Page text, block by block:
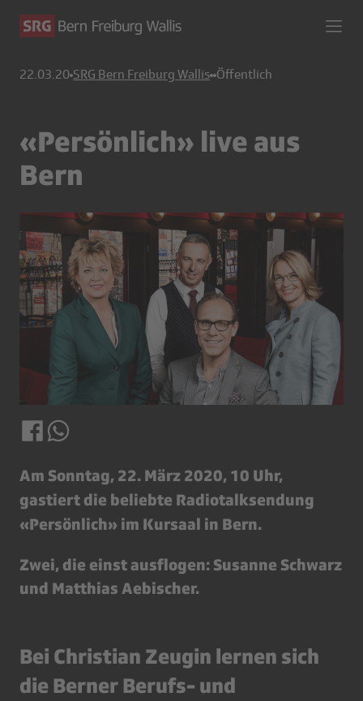
22.03.20 SRG Bern Freiburg Wallis Öffentlich
«Persönlich» live aus
Bern
Am Sonntag, 22. März 2020, 10 Uhr,
gastiert die beliebte Radiotalksendung
«Persönlich» im Kursaal in Bern.
Zwei, die einst ausflogen: Susanne Schwarz
und Matthias Aebischer.
Bei Christian Zeugin lernen sich
die Berner Berufs- und